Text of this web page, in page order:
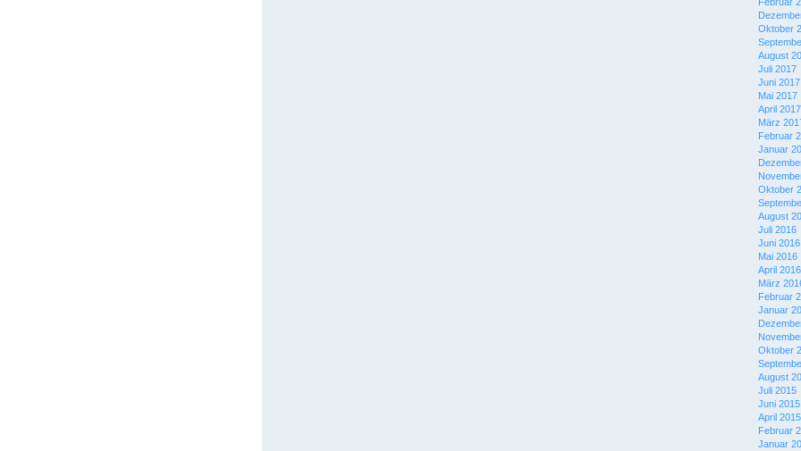
Oktober
August
Juli 2017
Juni 2017
Mai 2017
April 2017
März
Februar
Januar
Oktober
August
Juli 2016
Juni 2016
Mai 2016
April 2016
März
Februar
Januar
Oktober
August
Juli 2015
Juni 2015
April 2015
Februar
Januar